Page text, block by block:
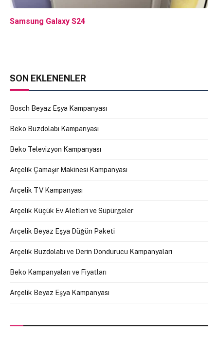
Samsung Galaxy S24
SON EKLENENLER
Bosch Beyaz Eşya Kampanyası
Beko Buzdolabı Kampanyası
Beko Televizyon Kampanyası
Arçelik Çamaşır Makinesi Kampanyası
Arçelik TV Kampanyası
Arçelik Küçük Ev Aletleri ve Süpürgeler
Arçelik Beyaz Eşya Düğün Paketi
Arçelik Buzdolabı ve Derin Dondurucu Kampanyaları
Beko Kampanyaları ve Fiyatları
Arçelik Beyaz Eşya Kampanyası